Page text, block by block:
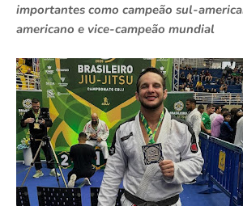
importantes como campeão sul-
americano e vice-campeão mundial